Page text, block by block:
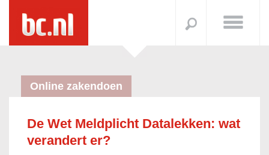
Online zakendoen
De Wet Meldplicht Datalekken: wat
verandert er?